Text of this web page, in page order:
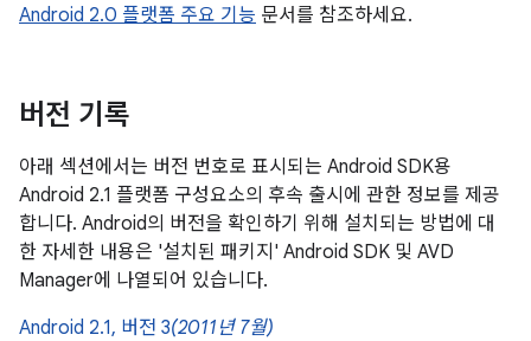
Android 2.0 플랫폼 주요 기능 문서를 참조하세요.
버전 기록
아래 섹션에서는 버전 번호로 표시되는 Android SDK용
Android 2.1 플랫폼 구성요소의 후속 출시에 관한 정보를 제공
합니다. Android의 버전을 확인하기 위해 설치되는 방법에 대
한 자세한 내용은 '설치된 패키지' Android SDK 및 AVD
Manager에 나열되어 있습니다.
Android 2.1, 버전 3(2011년 7월)